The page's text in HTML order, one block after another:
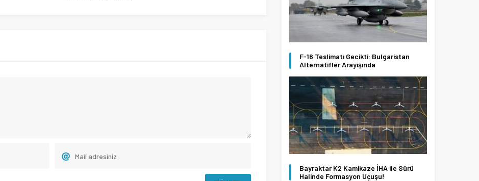
F-16 Teslimatı Gecikti: Bulgaristan
Alternatifler Arayışında
Bayraktar K2 Kamikaze İHA ile Sürü
Halinde Formasyon Uçuşu!